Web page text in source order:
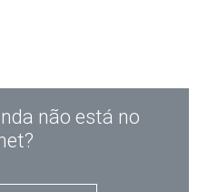
não está no